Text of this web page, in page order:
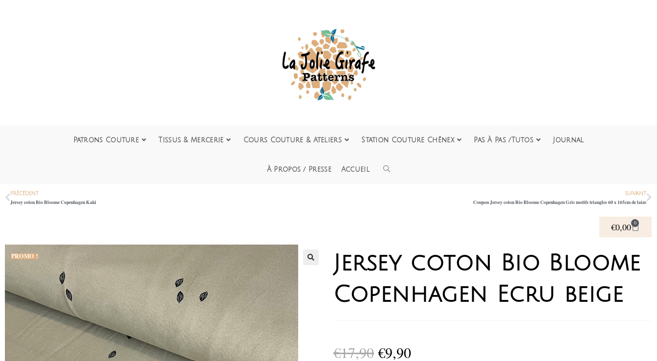
Patrons Couture Tissus & Mercerie Cours Couture & Ateliers Station Couture Chênex Pas À Pas /Tutos Journal
À Propos / Presse Accueil
PRÉCÉDENT
Jersey coton Bio Bloome Copenhagen Kaki
SUIVANT
Coupon Jersey coton Bio Bloome Copenhagen Gris motifs triangles 60 x 165cm de laize
€0,00 0
PROMO !
Jersey coton Bio Bloome
Copenhagen Ecru beige
€17,90 €9,90